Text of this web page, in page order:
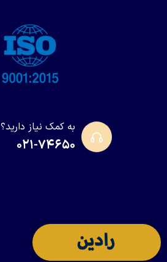
به کمک نیاز دارید؟
۰۲۱-۷۴۶۵۰